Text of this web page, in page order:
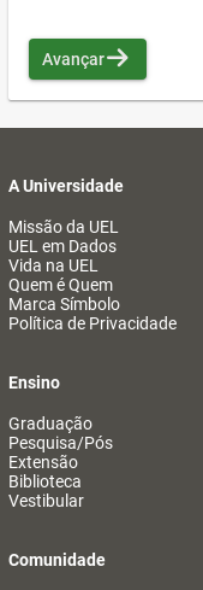
Avançar
A Universidade
Missão da UEL
UEL em Dados
Vida na UEL
Quem é Quem
Marca Símbolo
Política de Privacidade
Ensino
Graduação
Pesquisa/Pós
Extensão
Biblioteca
Vestibular
Comunidade